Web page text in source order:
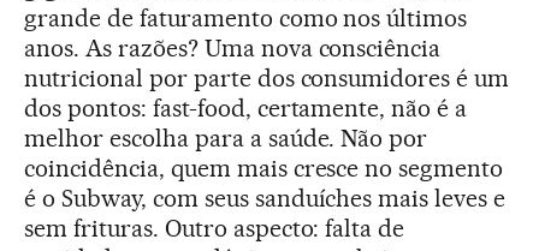
grande de faturamento como nos últimos
anos. As razões? Uma nova consciência
nutricional por parte dos consumidores é um
dos pontos: fast-food, certamente, não é a
melhor escolha para a saúde. Não por
coincidência, quem mais cresce no segmento
é o Subway, com seus sanduíches mais leves e
sem frituras. Outro aspecto: falta de